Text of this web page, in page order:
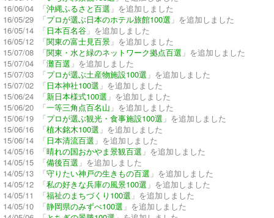
16/06/04 「沖縄ふるさと百選 」を追加しました
16/05/29 「プロが選ぶ日本のホテル旅館100選 」を追加しました
16/05/14 「日本百名谷 」を追加しました
16/05/12 「関東の富士見百景 」を追加しました
15/07/08 「関東・水と緑のネットワーク拠点百選 」を追加しました
15/07/04 「灘百選 」を追加しました
15/07/03 「プロが選ぶ土産物施設100選 」を追加しました
15/07/02 「日本神社100選 」を追加しました
15/06/24 「新日本様式100選 」を追加しました
15/06/20 「一等三角点百名山 」を追加しました
15/06/19 「プロが選ぶ観光・食事施設100選 」を追加しました
15/06/16 「植木銘木100選 」を追加しました
15/06/14 「日本清流百選 」を追加しました
14/05/16 「晴れの国おかやま景観百選 」を追加しました
14/05/15 「備後百選 」を追加しました
14/05/13 「守りたい神戸の生きもの百選 」を追加しました
14/05/12 「私の好きな兵庫の風景100選 」を追加しました
14/05/11 「福祉のまちづくり100選 」を追加しました
14/05/10 「静岡県のみずべ100選 」を追加しました